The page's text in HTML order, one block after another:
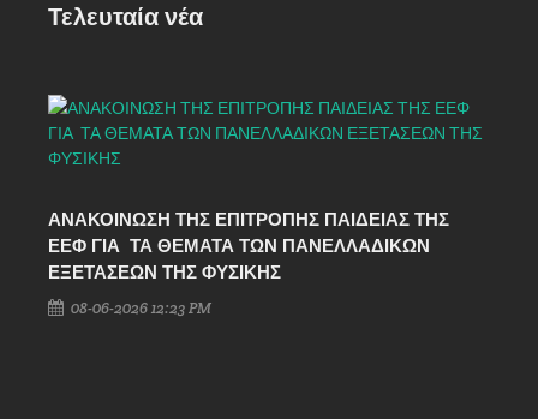
Τελευταία νέα
ΑΝΑΚΟΙΝΩΣΗ ΤΗΣ ΕΠΙΤΡΟΠΗΣ ΠΑΙΔΕΙΑΣ ΤΗΣ
ΕΕΦ ΓΙΑ ΤΑ ΘΕΜΑΤΑ ΤΩΝ ΠΑΝΕΛΛΑΔΙΚΩΝ
ΕΞΕΤΑΣΕΩΝ ΤΗΣ ΦΥΣΙΚΗΣ
08-06-2026 12:23 PM